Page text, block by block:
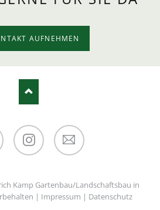
AUFNEHMEN
Kamp Gartenbau/Landschaftsbau in
| Impressum | Datenschutz